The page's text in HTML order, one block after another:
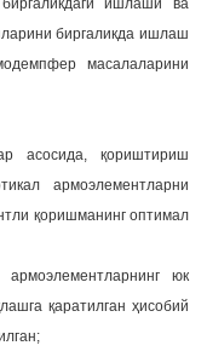
ишлаши ва
биргаликда ишлаш
масалаларини
асосида, қориштириш
армоэлементларни
қоришманинг оптимал
армоэлементларнинг юк
қаратилган ҳисобий